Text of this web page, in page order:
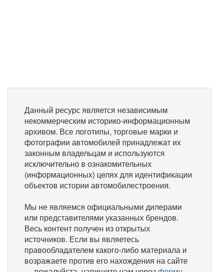
Данный ресурс является независимым
некоммерческим историко-информационным
архивом. Все логотипы, торговые марки и
фотографии автомобилей принадлежат их
законным владельцам и используются
исключительно в ознакомительных
(информационных) целях для идентификации
объектов истории автомобилестроения.
Мы не являемся официальными дилерами
или представителями указанных брендов.
Весь контент получен из открытых
источников. Если вы являетесь
правообладателем какого-либо материала и
возражаете против его нахождения на сайте